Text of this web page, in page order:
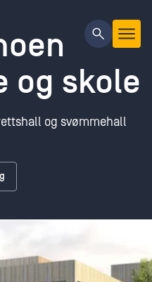
og skole
og svømmehall